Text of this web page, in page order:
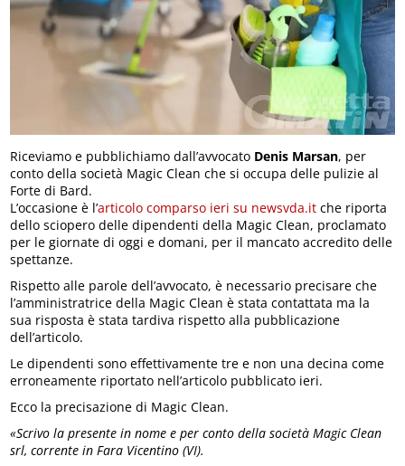
Riceviamo e pubblichiamo dall’avvocato Denis Marsan, per
conto della società Magic Clean che si occupa delle pulizie al
Forte di Bard.
L’occasione è l’articolo comparso ieri su newsvda.it che riporta
dello sciopero delle dipendenti della Magic Clean, proclamato
per le giornate di oggi e domani, per il mancato accredito delle
spettanze.
Rispetto alle parole dell’avvocato, è necessario precisare che
l’amministratrice della Magic Clean è stata contattata ma la
sua risposta è stata tardiva rispetto alla pubblicazione
dell’articolo.
Le dipendenti sono effettivamente tre e non una decina come
erroneamente riportato nell’articolo pubblicato ieri.
Ecco la precisazione di Magic Clean.
«Scrivo la presente in nome e per conto della società Magic Clean
srl, corrente in Fara Vicentino (VI).